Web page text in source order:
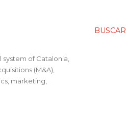
BUSCAR
of Catalonia,
(M&A),
marketing,